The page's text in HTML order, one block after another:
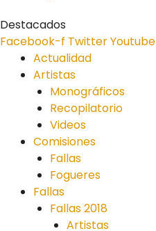
Destacados
Facebook-f TwitterYoutube
Actualidad
Artistas
Monográficos
Recopilatorio
Videos
Comisiones
Fallas
Fogueres
Fallas
Fallas 2018
Artistas